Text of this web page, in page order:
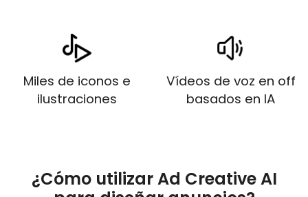
Miles de iconos e
ilustraciones
Vídeos de voz en off
basados ​​en IA
¿Cómo utilizar Ad Creative AI